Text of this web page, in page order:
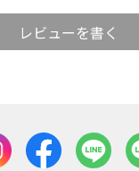
レビューを書く